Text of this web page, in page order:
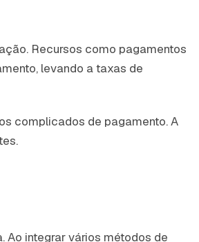
Recursos como pagamentos
levando a taxas de
complicados de pagamento. A
Ao integrar vários métodos de